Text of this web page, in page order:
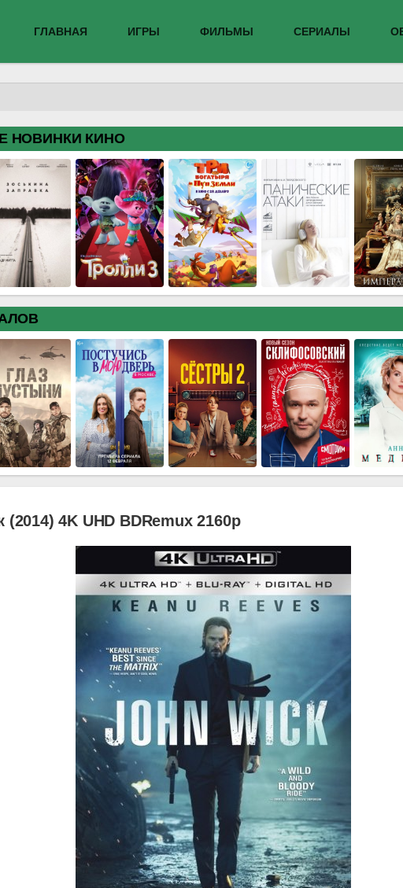
ГЛАВНАЯ ИГРЫ ФИЛЬМЫ СЕРИАЛЫ
НОВИНКИ КИНО
(2014) 4K UHD BDRemux 2160p